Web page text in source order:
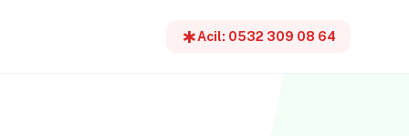
emergencyAcil: 0532 309 08 64